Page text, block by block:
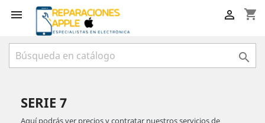
 shopping_cart


SERIE 7
Aquí podrás ver precios y contratar nuestros servicios de